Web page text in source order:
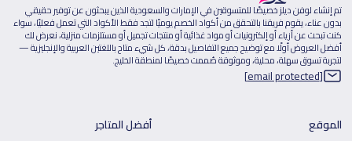
تم إنشاء لوفن ديلز خصيصًا للمتسوقين في الإمارات والسعودية الذين يبحثون عن توفير حقيقي
بدون عناء، يقوم فريقنا بالتحقق من أكواد الخصم يوميًا لتجد فقط الأكواد التي تعمل فعليًا، سواء
كنت تبحث عن أزياء أو إلكترونيات أو مواد غذائية أو منتجات تجميل أو مستلزمات منزلية، نعرض لك
أفضل العروض أولًا مع توضيح جميع التفاصيل بدقة، كل شيء متاح باللغتين العربية والإنجليزية —
لتجربة تسوق سهلة، محلية، وموثوقة صُممت خصيصًا لمنطقة الخليج.
[email protected]
الموقع أفضل المتاجر